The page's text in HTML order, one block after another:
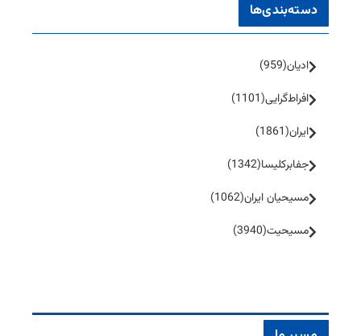
دسته‌بندی‌ها
ادیان(959)
افراط‌گرایی(1101)
ایران(1861)
جفا‌بر‌کلیسا(1342)
مسیحیان ایران(1062)
مسیحیت(3940)